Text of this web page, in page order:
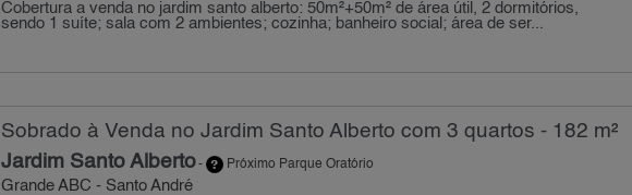
Cobertura a venda no jardim santo alberto: 50m²+50m² de área útil, 2 dormitórios,
sendo 1 suíte; sala com 2 ambientes; cozinha; banheiro social; área de ser...
Sobrado à Venda no Jardim Santo Alberto com 3 quartos - 182 m²
Jardim Santo Alberto- Próximo Parque Oratório
Grande ABC - Santo André